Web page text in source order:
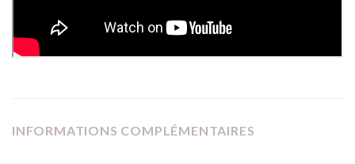
INFORMATIONS COMPLÉMENTAIRES